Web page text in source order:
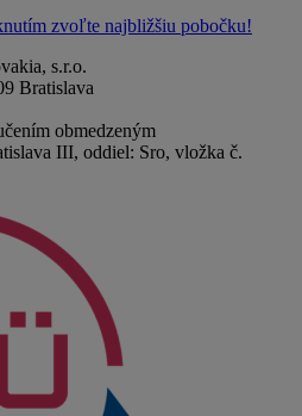
zvoľte najbližšiu pobočku!
s.r.o.
Bratislava
obmedzeným
III, oddiel: Sro, vložka č.